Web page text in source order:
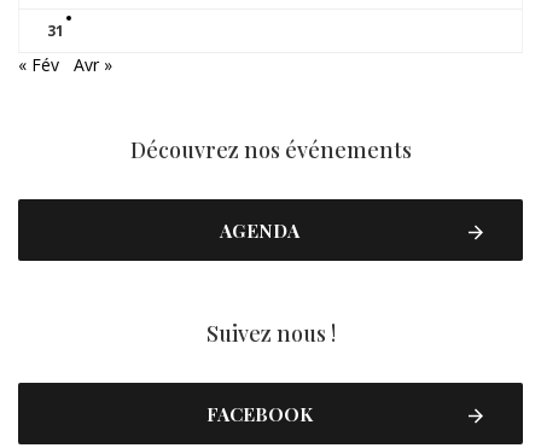
31
« Fév Avr »
Découvrez nos événements
AGENDA
Suivez nous !
FACEBOOK